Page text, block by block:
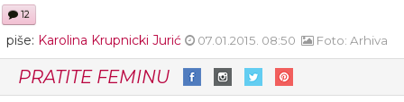
12
piše: Karolina Krupnicki Jurić 07.01.2015. 08:50 Foto: Arhiva
PRATITE FEMINU